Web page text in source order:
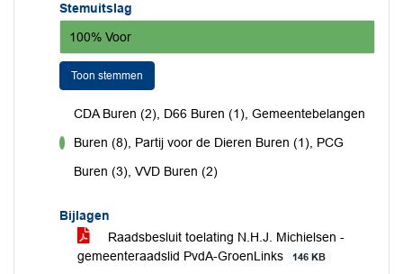
Stemuitslag
100% Voor
Toon stemmen
CDA Buren (2), D66 Buren (1), Gemeentebelangen
Buren (8), Partij voor de Dieren Buren (1), PCG
Buren (3), VVD Buren (2)
Bijlagen
Raadsbesluit toelating N.H.J. Michielsen -
gemeenteraadslid PvdA-GroenLinks
146 KB